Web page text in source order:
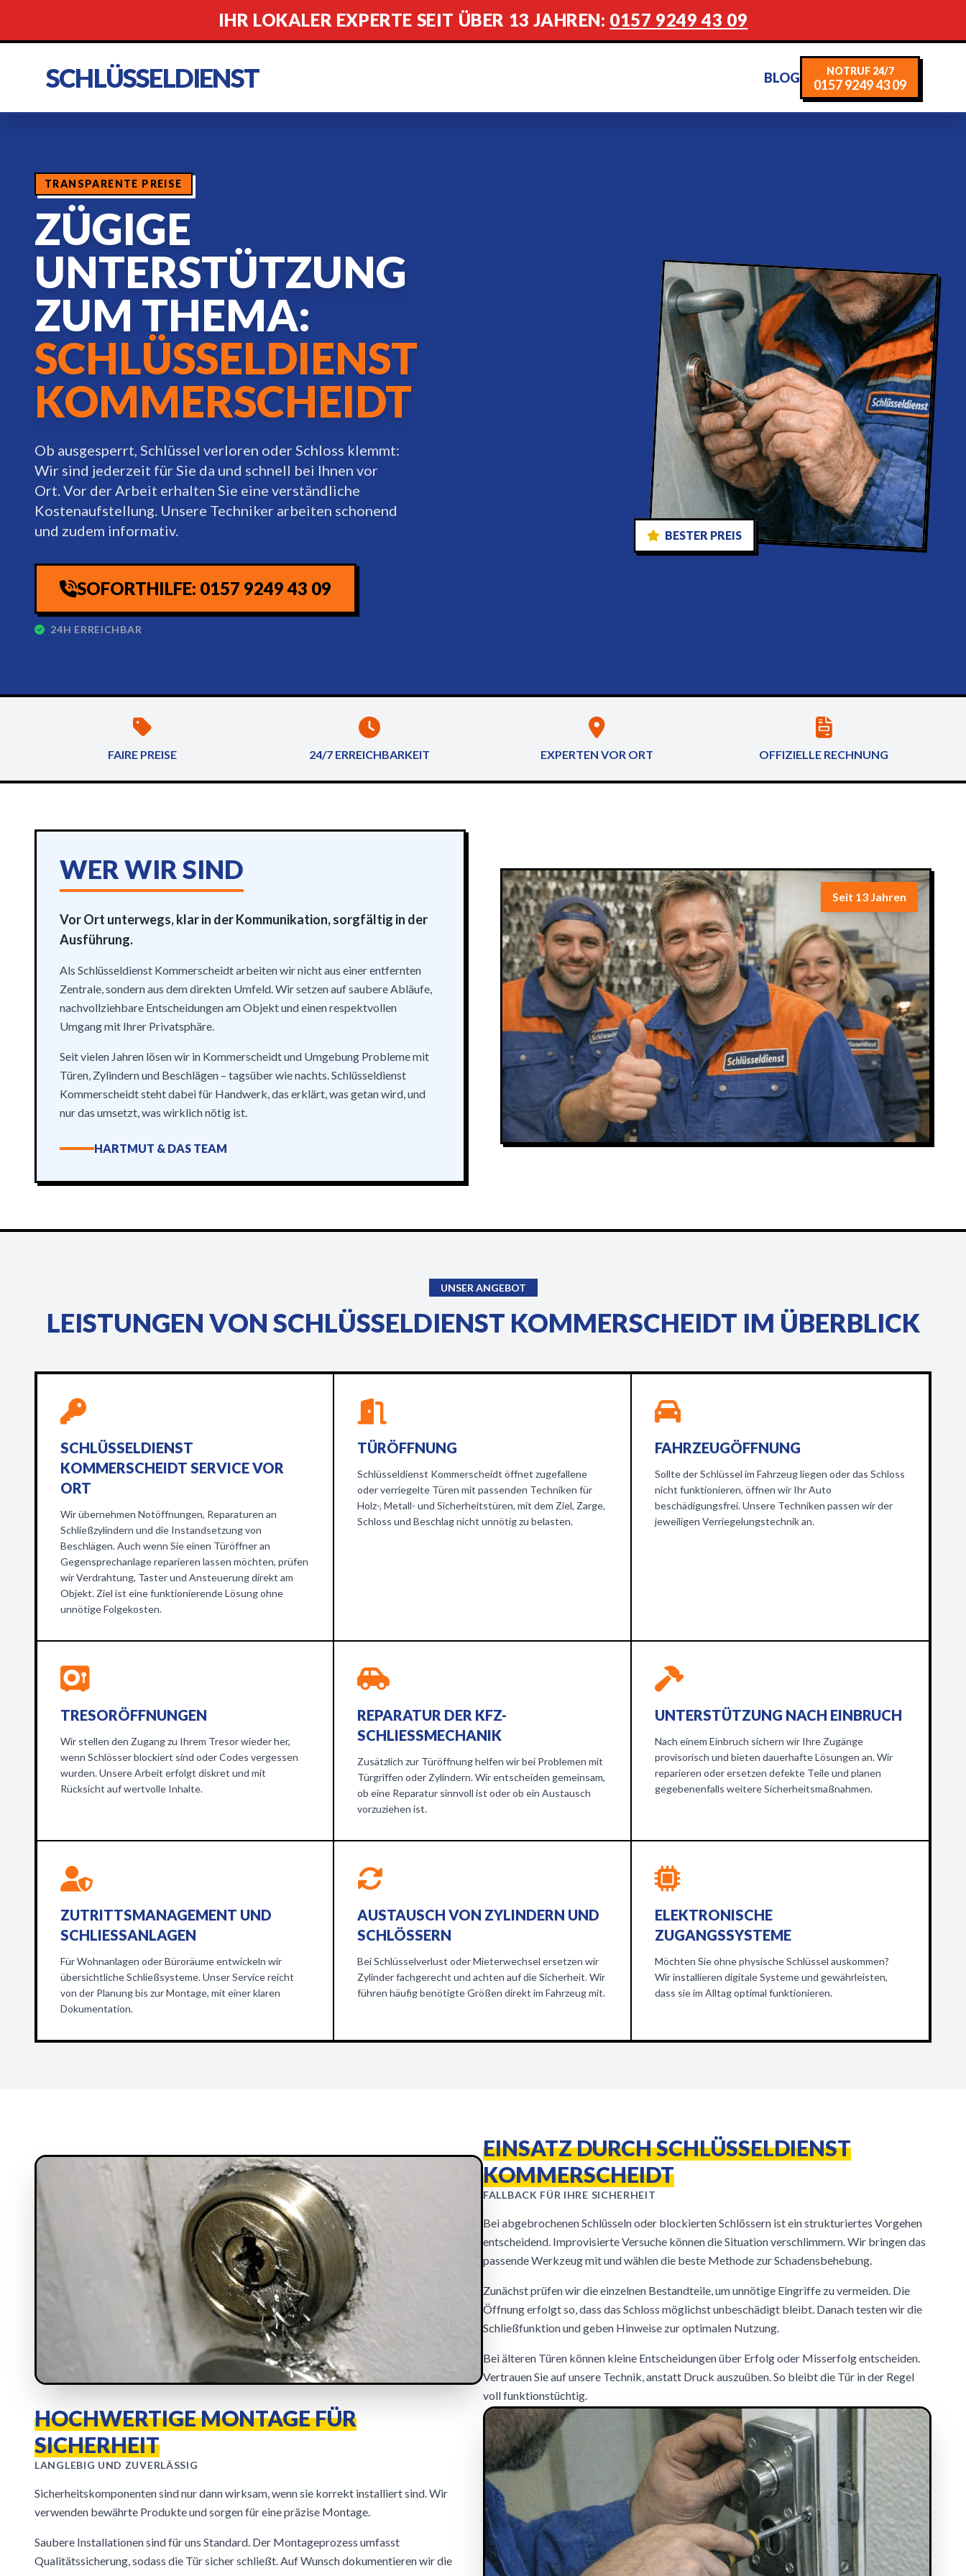
IHR LOKALER EXPERTE SEIT ÜBER 13 JAHREN: 0157 9249 43 09
SCHLÜSSELDIENST BLOG NOTRUF 24/7
0157 9249 43 09
TRANSPARENTE PREISE
ZÜGIGE
UNTERSTÜTZUNG
ZUM THEMA:
SCHLÜSSELDIENST
KOMMERSCHEIDT
Ob ausgesperrt, Schlüssel verloren oder Schloss klemmt:
Wir sind jederzeit für Sie da und schnell bei Ihnen vor
Ort. Vor der Arbeit erhalten Sie eine verständliche
Kostenaufstellung. Unsere Techniker arbeiten schonend
und zudem informativ.
SOFORTHILFE: 0157 9249 43 09
24H ERREICHBAR
BESTER PREIS
FAIRE PREISE 24/7 ERREICHBARKEIT EXPERTEN VOR ORT OFFIZIELLE RECHNUNG
WER WIR SIND
Vor Ort unterwegs, klar in der Kommunikation, sorgfältig in der
Ausführung.
Als Schlüsseldienst Kommerscheidt arbeiten wir nicht aus einer entfernten
Zentrale, sondern aus dem direkten Umfeld. Wir setzen auf saubere Abläufe,
nachvollziehbare Entscheidungen am Objekt und einen respektvollen
Umgang mit Ihrer Privatsphäre.
Seit vielen Jahren lösen wir in Kommerscheidt und Umgebung Probleme mit
Türen, Zylindern und Beschlägen – tagsüber wie nachts. Schlüsseldienst
Kommerscheidt steht dabei für Handwerk, das erklärt, was getan wird, und
nur das umsetzt, was wirklich nötig ist.
HARTMUT & DAS TEAM
Seit 13 Jahren
UNSER ANGEBOT
LEISTUNGEN VON SCHLÜSSELDIENST KOMMERSCHEIDT IM ÜBERBLICK
SCHLÜSSELDIENST
KOMMERSCHEIDT SERVICE VOR
ORT
Wir übernehmen Notöffnungen, Reparaturen an
Schließzylindern und die Instandsetzung von
Beschlägen. Auch wenn Sie einen Türöffner an
Gegensprechanlage reparieren lassen möchten, prüfen
wir Verdrahtung, Taster und Ansteuerung direkt am
Objekt. Ziel ist eine funktionierende Lösung ohne
unnötige Folgekosten.
TÜRÖFFNUNG
Schlüsseldienst Kommerscheidt öffnet zugefallene
oder verriegelte Türen mit passenden Techniken für
Holz-, Metall- und Sicherheitstüren, mit dem Ziel, Zarge,
Schloss und Beschlag nicht unnötig zu belasten.
FAHRZEUGÖFFNUNG
Sollte der Schlüssel im Fahrzeug liegen oder das Schloss
nicht funktionieren, öffnen wir Ihr Auto
beschädigungsfrei. Unsere Techniken passen wir der
jeweiligen Verriegelungstechnik an.
TRESORÖFFNUNGEN
Wir stellen den Zugang zu Ihrem Tresor wieder her,
wenn Schlösser blockiert sind oder Codes vergessen
wurden. Unsere Arbeit erfolgt diskret und mit
Rücksicht auf wertvolle Inhalte.
REPARATUR DER KFZ-
SCHLIESSMECHANIK
Zusätzlich zur Türöffnung helfen wir bei Problemen mit
Türgriffen oder Zylindern. Wir entscheiden gemeinsam,
ob eine Reparatur sinnvoll ist oder ob ein Austausch
vorzuziehen ist.
UNTERSTÜTZUNG NACH EINBRUCH
Nach einem Einbruch sichern wir Ihre Zugänge
provisorisch und bieten dauerhafte Lösungen an. Wir
reparieren oder ersetzen defekte Teile und planen
gegebenenfalls weitere Sicherheitsmaßnahmen.
ZUTRITTSMANAGEMENT UND
SCHLIESSANLAGEN
Für Wohnanlagen oder Büroräume entwickeln wir
übersichtliche Schließsysteme. Unser Service reicht
von der Planung bis zur Montage, mit einer klaren
Dokumentation.
AUSTAUSCH VON ZYLINDERN UND
SCHLÖSSERN
Bei Schlüsselverlust oder Mieterwechsel ersetzen wir
Zylinder fachgerecht und achten auf die Sicherheit. Wir
führen häufig benötigte Größen direkt im Fahrzeug mit.
ELEKTRONISCHE
ZUGANGSSYSTEME
Möchten Sie ohne physische Schlüssel auskommen?
Wir installieren digitale Systeme und gewährleisten,
dass sie im Alltag optimal funktionieren.
EINSATZ DURCH SCHLÜSSELDIENST
KOMMERSCHEIDT
FALLBACK FÜR IHRE SICHERHEIT
Bei abgebrochenen Schlüsseln oder blockierten Schlössern ist ein strukturiertes Vorgehen
entscheidend. Improvisierte Versuche können die Situation verschlimmern. Wir bringen das
passende Werkzeug mit und wählen die beste Methode zur Schadensbehebung.
Zunächst prüfen wir die einzelnen Bestandteile, um unnötige Eingriffe zu vermeiden. Die
Öffnung erfolgt so, dass das Schloss möglichst unbeschädigt bleibt. Danach testen wir die
Schließfunktion und geben Hinweise zur optimalen Nutzung.
Bei älteren Türen können kleine Entscheidungen über Erfolg oder Misserfolg entscheiden.
Vertrauen Sie auf unsere Technik, anstatt Druck auszuüben. So bleibt die Tür in der Regel
voll funktionstüchtig.
HOCHWERTIGE MONTAGE FÜR
SICHERHEIT
LANGLEBIG UND ZUVERLÄSSIG
Sicherheitskomponenten sind nur dann wirksam, wenn sie korrekt installiert sind. Wir
verwenden bewährte Produkte und sorgen für eine präzise Montage.
Saubere Installationen sind für uns Standard. Der Montageprozess umfasst
Qualitätssicherung, sodass die Tür sicher schließt. Auf Wunsch dokumentieren wir die